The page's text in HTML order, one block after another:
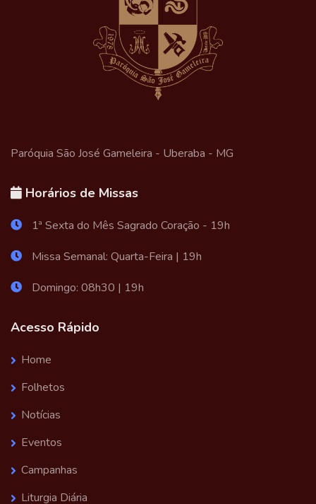
Paróquia São José Gameleira - Uberaba - MG
Horários de Missas
1ª Sexta do Mês Sagrado Coração - 19h
Missa Semanal: Quarta-Feira | 19h
Domingo: 08h30 | 19h
Acesso Rápido
Home
Folhetos
Notícias
Eventos
Campanhas
Liturgia Diária